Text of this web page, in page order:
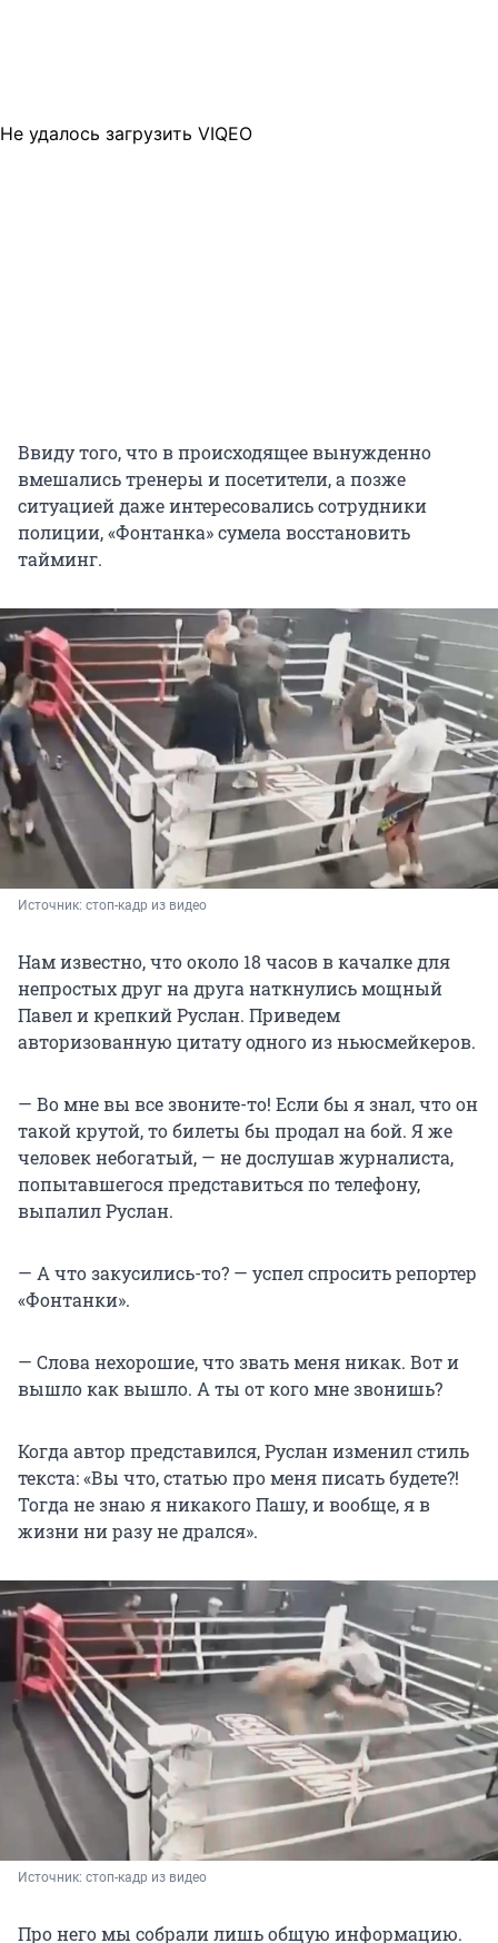
Не удалось загрузить VIQEO
Ввиду того, что в происходящее вынужденно
вмешались тренеры и посетители, а позже
ситуацией даже интересовались сотрудники
полиции, «Фонтанка» сумела восстановить
тайминг.
Источник: стоп-кадр из видео
Нам известно, что около 18 часов в качалке для
непростых друг на друга наткнулись мощный
Павел и крепкий Руслан. Приведем
авторизованную цитату одного из ньюсмейкеров.
— Во мне вы все звоните-то! Если бы я знал, что он
такой крутой, то билеты бы продал на бой. Я же
человек небогатый, — не дослушав журналиста,
попытавшегося представиться по телефону,
выпалил Руслан.
— А что закусились-то? — успел спросить репортер
«Фонтанки».
— Слова нехорошие, что звать меня никак. Вот и
вышло как вышло. А ты от кого мне звонишь?
Когда автор представился, Руслан изменил стиль
текста: «Вы что, статью про меня писать будете?!
Тогда не знаю я никакого Пашу, и вообще, я в
жизни ни разу не дрался».
Источник: стоп-кадр из видео
Про него мы собрали лишь общую информацию.